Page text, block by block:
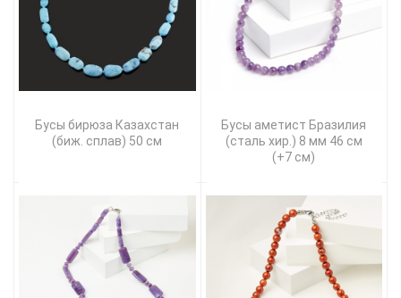
Бусы бирюза Казахстан
(биж. сплав) 50 см
Бусы аметист Бразилия
(сталь хир.) 8 мм 46 см
(+7 см)